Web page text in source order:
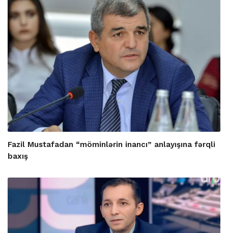
Fazil Mustafadan “möminlərin inancı” anlayışına fərqli
baxış